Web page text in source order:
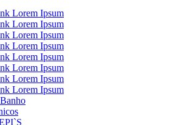
Lorem Ipsum
Lorem Ipsum
Lorem Ipsum
Lorem Ipsum
Lorem Ipsum
Lorem Ipsum
Lorem Ipsum
Lorem Ipsum